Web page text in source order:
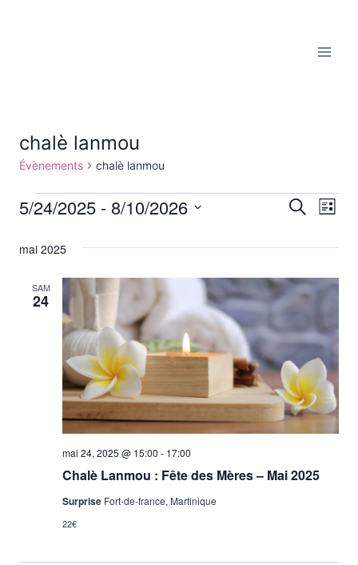
chalè lanmou
Évènements chalè lanmou
Évènements
et
de
vues
Recherche
Liste
5/24/2025 - 8/10/2026
une
mai 2025
SAM
24
Chalè Lanmou : Fête des Mères – Mai 2025
mai 24, 2025 @ 15:00 - 17:00
Surprise Fort-de-france, Martinique
22€